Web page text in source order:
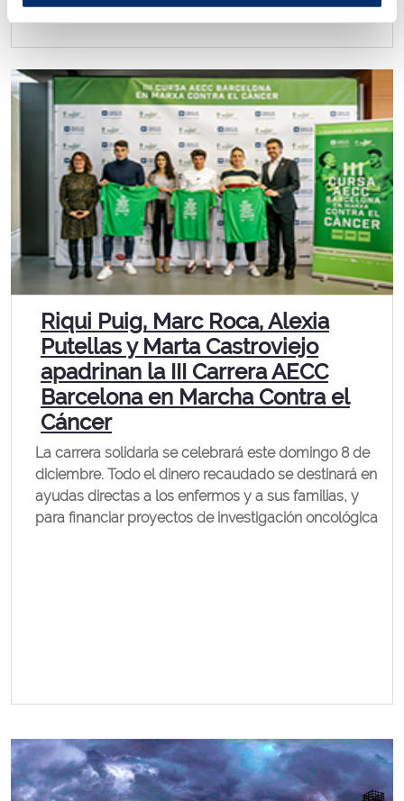
Riqui Puig, Marc Roca, Alexia
Putellas y Marta Castroviejo
apadrinan la III Carrera AECC
Barcelona en Marcha Contra el
Cáncer
La carrera solidaria se celebrará este domingo 8 de
diciembre. Todo el dinero recaudado se destinará en
ayudas directas a los enfermos y a sus familias, y
para financiar proyectos de investigación oncológica